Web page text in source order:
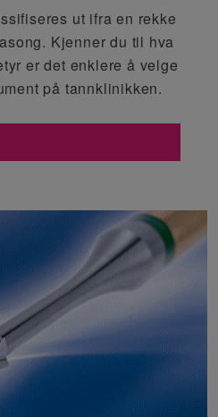
ut ifra en rekke
Kjenner du til hva
er det enklere å velge
på tannklinikken.